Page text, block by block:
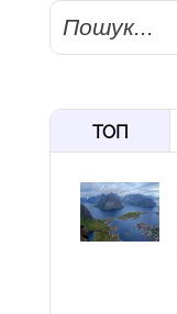
Пошук
ТОП